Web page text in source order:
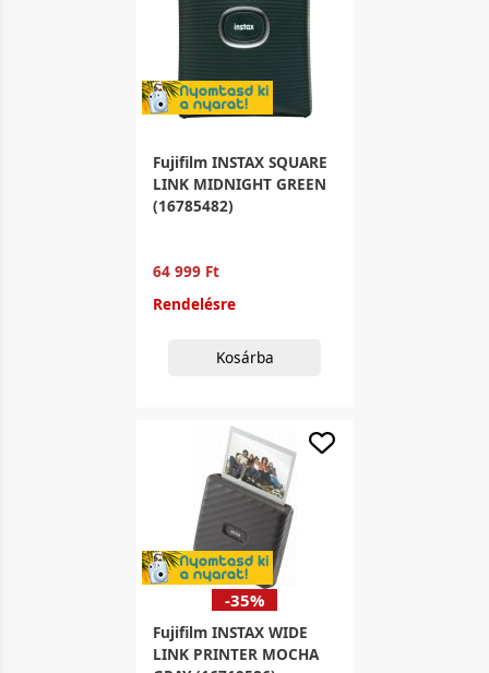
Fujifilm INSTAX SQUARE
LINK MIDNIGHT GREEN
(16785482)
64 999 Ft
Rendelésre
Kosárba
-35%
Fujifilm INSTAX WIDE
LINK PRINTER MOCHA